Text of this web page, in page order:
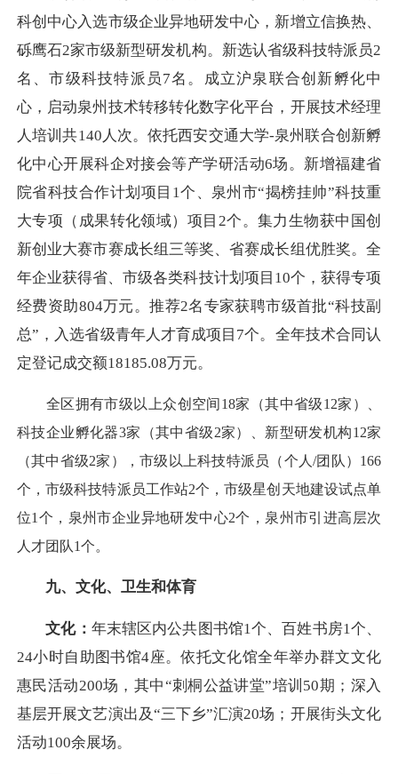
科创中心入选市级企业异地研发中心，新增立信换热、
砾鹰石2家市级新型研发机构。新选认省级科技特派员2
名、市级科技特派员7名。成立沪泉联合创新孵化中
心，启动泉州技术转移转化数字化平台，开展技术经理
人培训共140人次。依托西安交通大学-泉州联合创新孵
化中心开展科企对接会等产学研活动6场。新增福建省
院省科技合作计划项目1个、泉州市“揭榜挂帅”科技重
大专项（成果转化领域）项目2个。集力生物获中国创
新创业大赛市赛成长组三等奖、省赛成长组优胜奖。全
年企业获得省、市级各类科技计划项目10个，获得专项
经费资助804万元。推荐2名专家获聘市级首批“科技副
总”，入选省级青年人才育成项目7个。全年技术合同认
定登记成交额18185.08万元。
全区拥有市级以上众创空间18家（其中省级12家）、
科技企业孵化器3家（其中省级2家）、新型研发机构12家
（其中省级2家），市级以上科技特派员（个人/团队）166
个，市级科技特派员工作站2个，市级星创天地建设试点单
位1个，泉州市企业异地研发中心2个，泉州市引进高层次
人才团队1个。
九、文化、卫生和体育
文化： 年末辖区内公共图书馆1个、百姓书房1个、
24小时自助图书馆4座。依托文化馆全年举办群文文化
惠民活动200场，其中“刺桐公益讲堂”培训50期；深入
基层开展文艺演出及“三下乡”汇演20场；开展街头文化
活动100余展场。